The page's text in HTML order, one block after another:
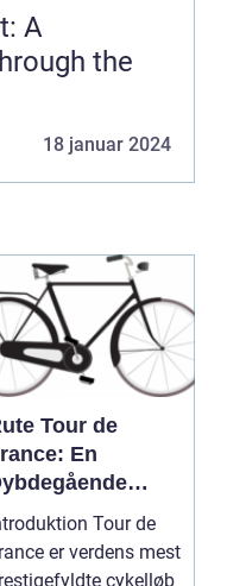
A
the
18 januar 2024
Tour de
En
af
Mest
Prestigefyldte
Tour de
er verdens mest
cykelløb